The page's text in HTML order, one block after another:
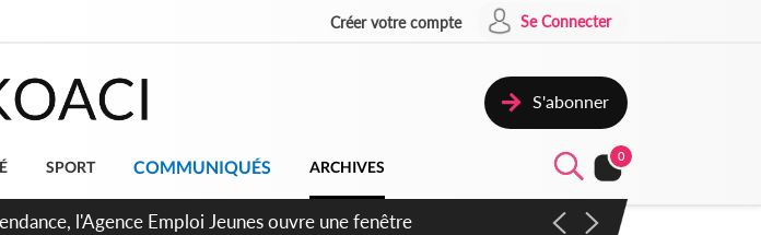
Créer votre compte Se Connecter
S'abonner
SPORT COMMUNIQUÉS ARCHIVES
0
les agents contractuels obtiennent un accord avec la